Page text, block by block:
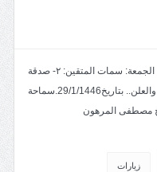
خطبة الجمعة: سمات المتقين: ٢- صدقة
السر والعلن.. بتاريخ29/1/1446.سماحة
مصطفى المرهون
زيارات